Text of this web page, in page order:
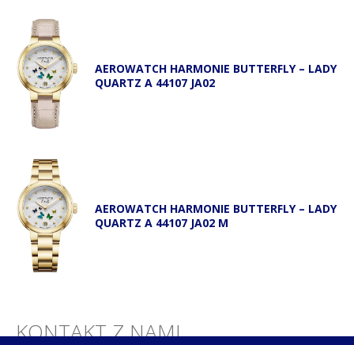
AEROWATCH HARMONIE BUTTERFLY – LADY
QUARTZ A 44107 JA02
AEROWATCH HARMONIE BUTTERFLY – LADY
QUARTZ A 44107 JA02 M
KONTAKT Z NAMI